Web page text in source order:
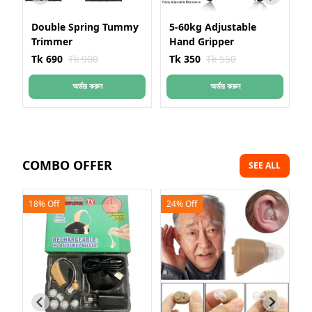
5-60kg Adjustable
Hand Gripper
Tk 350 Tk 550
অর্ডার করুন
HP-6000G Gas Pressure
Booster Machine গ্যাসের
চাপ বাড়ানোর মেশিন
Tk 1150
অর্ডার করুন
COMBO OFFER SEE ALL
24% Off 25% Off